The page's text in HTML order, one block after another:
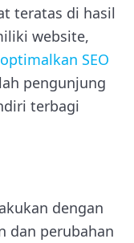
teratas di hasil
website,
SEO
pengunjung
terbagi
dengan
dan perubahan